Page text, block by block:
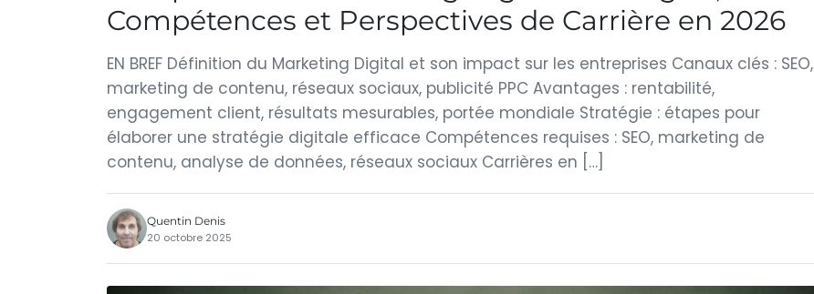
Compétences et Perspectives de Carrière en 2026
EN BREF Définition du Marketing Digital et son impact sur les entreprises Canaux clés : SEO,
marketing de contenu, réseaux sociaux, publicité PPC Avantages : rentabilité,
engagement client, résultats mesurables, portée mondiale Stratégie : étapes pour
élaborer une stratégie digitale efficace Compétences requises : SEO, marketing de
contenu, analyse de données, réseaux sociaux Carrières en […]
Quentin Denis
20 octobre 2025